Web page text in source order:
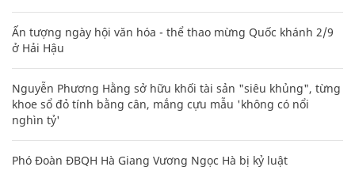
Ấn tượng ngày hội văn hóa - thể thao mừng Quốc khánh 2/9
ở Hải Hậu
Nguyễn Phương Hằng sở hữu khối tài sản "siêu khủng", từng
khoe sổ đỏ tính bằng cân, mắng cựu mẫu 'không có nổi
nghìn tỷ'
Phó Đoàn ĐBQH Hà Giang Vương Ngọc Hà bị kỷ luật